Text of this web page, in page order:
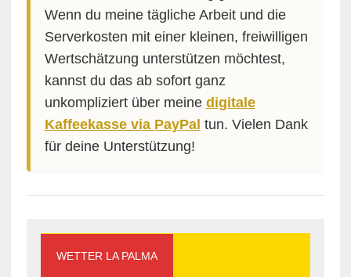
Wenn du meine tägliche Arbeit und die
Serverkosten mit einer kleinen, freiwilligen
Wertschätzung unterstützen möchtest,
kannst du das ab sofort ganz
unkompliziert über meine digitale
Kaffeekasse via PayPal tun. Vielen Dank
für deine Unterstützung!
WETTER LA PALMA